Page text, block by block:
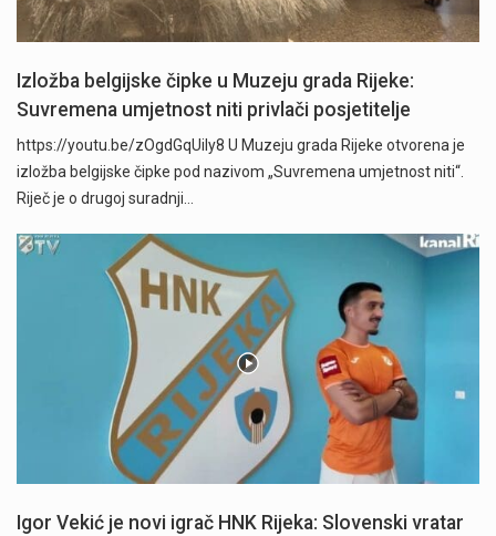
Izložba belgijske čipke u Muzeju grada Rijeke:
Suvremena umjetnost niti privlači posjetitelje
https://youtu.be/zOgdGqUily8 U Muzeju grada Rijeke otvorena je
izložba belgijske čipke pod nazivom „Suvremena umjetnost niti“.
Riječ je o drugoj suradnji…
Igor Vekić je novi igrač HNK Rijeka: Slovenski vratar